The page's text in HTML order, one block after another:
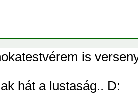
is
hát a lustaság.. D: